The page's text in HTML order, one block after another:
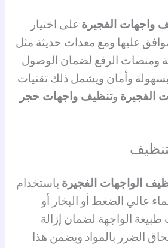
واجهات الفجيرة على اختيار
عليها ومع معدات حديثة مثل
ومنصات الرفع لضمان الوصول
وأمان ويشمل ذلك تقنيات
الفجيرة وتنظيف واجهات حجر
الواجهات الفجيرة باستخدام
عالي الضغط أو البخار أو
الواجهة لضمان إزالة
الضرر بالمواد ويضمن هذا